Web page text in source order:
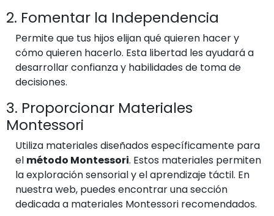
2. Fomentar la Independencia
Permite que tus hijos elijan qué quieren hacer y
cómo quieren hacerlo. Esta libertad les ayudará a
desarrollar confianza y habilidades de toma de
decisiones.
3. Proporcionar Materiales
Montessori
Utiliza materiales diseñados específicamente para
el método Montessori. Estos materiales permiten
la exploración sensorial y el aprendizaje táctil. En
nuestra web, puedes encontrar una sección
dedicada a materiales Montessori recomendados.